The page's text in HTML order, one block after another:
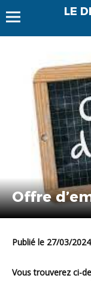
LE
Publié le 27/03/2024
Vous trouverez ci-dessous une offre d’emploi BMF-